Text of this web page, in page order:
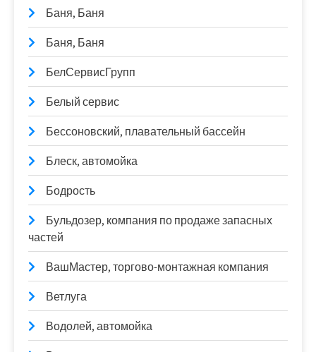
Баня, Баня
Баня, Баня
БелСервисГрупп
Белый сервис
Бессоновский, плавательный бассейн
Блеск, автомойка
Бодрость
Бульдозер, компания по продаже запасных
частей
ВашМастер, торгово-монтажная компания
Ветлуга
Водолей, автомойка